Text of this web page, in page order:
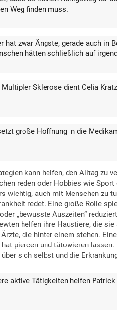
Weg finden muss.
hat zwar Ängste, gerade auch in
hätten schließlich auf
Multipler Sklerose dient Celia
große Hoffnung in die
kann helfen, den Alltag zu
reden oder Hobbies wie
wichtig, auch mit Menschen zu
redet. Eine große Rolle
„bewusste Auszeiten“
helfen ihre Haustiere, die
die hinter einem stehen.
piercen und tätowieren
sich selbst und die
aktive Tätigkeiten helfen